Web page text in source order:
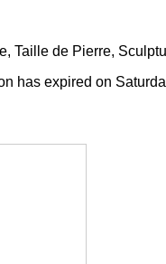
Taille de Pierre,
has expired on